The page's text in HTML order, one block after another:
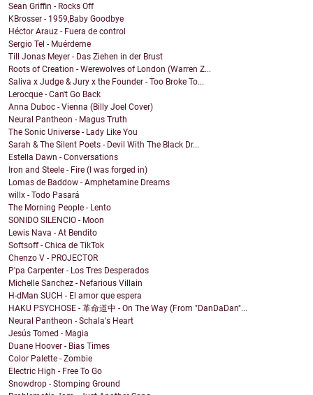
Sean Griffin - Rocks Off
KBrosser - 1959,Baby Goodbye
Héctor Arauz - Fuera de control
Sergio Tel - Muérdeme
Till Jonas Meyer - Das Ziehen in der Brust
Roots of Creation - Werewolves of London (Warren Z...
Saliva x Judge & Jury x the Founder - Too Broke To...
Lerocque - Can't Go Back
Anna Duboc - Vienna (Billy Joel Cover)
Neural Pantheon - Magus Truth
The Sonic Universe - Lady Like You
Sarah & The Silent Poets - Devil With The Black Dr...
Estella Dawn - Conversations
Iron and Steele - Fire (I was forged in)
Lomas de Baddow - Amphetamine Dreams
willx - Todo Pasará
The Morning People - Lento
SONIDO SILENCIO - Moon
Lewis Nava - At Bendito
Softsoff - Chica de TikTok
Chenzo V - PROJECTOR
P'pa Carpenter - Los Tres Desperados
Michelle Sanchez - Nefarious Villain
H-dMan SUCH - El amor que espera
HAKU PSYCHOSE - 革命道中 - On The Way (From "DanDaDan"...
Neural Pantheon - Schala's Heart
Jesús Tomed - Magia
Duane Hoover - Bias Times
Color Palette - Zombie
Electric High - Free To Go
Snowdrop - Stomping Ground